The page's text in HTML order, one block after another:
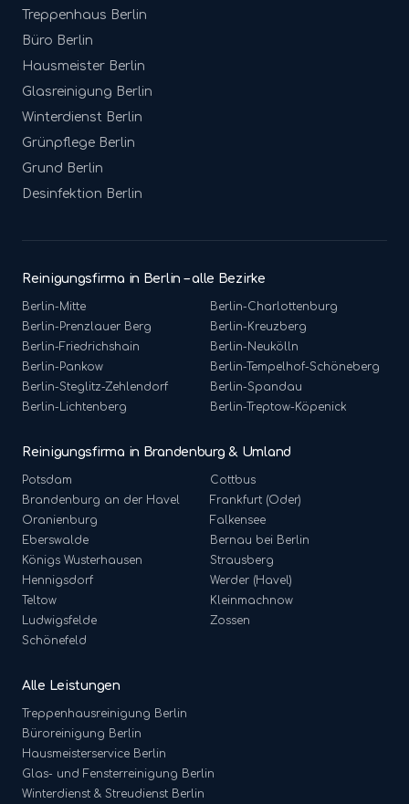
Treppenhaus Berlin
Büro Berlin
Hausmeister Berlin
Glasreinigung Berlin
Winterdienst Berlin
Grünpflege Berlin
Grund Berlin
Desinfektion Berlin
Reinigungsfirma in Berlin – alle Bezirke
Berlin-Mitte Berlin-Charlottenburg
Berlin-Prenzlauer Berg Berlin-Kreuzberg
Berlin-Friedrichshain Berlin-Neukölln
Berlin-Pankow Berlin- Tempelhof-Schöneberg
Berlin-Steglitz-Zehlendorf Berlin-Spandau
Berlin- Lichtenberg Berlin- Treptow-Köpenick
Reinigungsfirma in Brandenburg & Umland
Potsdam
Cottbus
Brandenburg an der Havel
Frankfurt (Oder)
Oranienburg
Falkensee
Eberswalde
Bernau bei Berlin
Königs Wusterhausen
Strausberg
Hennigsdorf
Werder (Havel)
Teltow
Kleinmachnow
Ludwigsfelde
Zossen
Schönefeld
Alle Leistungen
Treppenhausreinigung Berlin
Büroreinigung Berlin
Hausmeisterservice Berlin
Glas- und Fensterreinigung Berlin
Winterdienst & Streudienst Berlin